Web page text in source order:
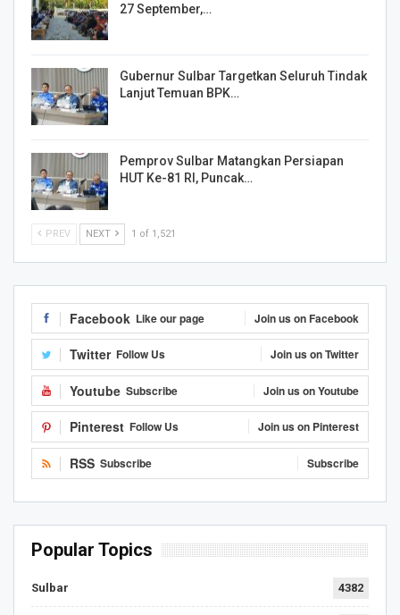
27 September,…
Gubernur Sulbar Targetkan Seluruh Tindak
Lanjut Temuan BPK…
Pemprov Sulbar Matangkan Persiapan
HUT Ke-81 RI, Puncak…
PREV NEXT 1 of 1,521
Facebook Like our page Join us on Facebook
Twitter Follow Us Join us on Twitter
Youtube Subscribe Join us on Youtube
Pinterest Follow Us Join us on Pinterest
RSS Subscribe Subscribe
Popular Topics
Sulbar 4382